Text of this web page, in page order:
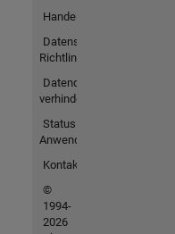
Handelsmarken
Datenschutz-
Richtlinien
Datendiebstahl
verhindern
Status von
Anwendungen
Kontakt
©
1994-
2026